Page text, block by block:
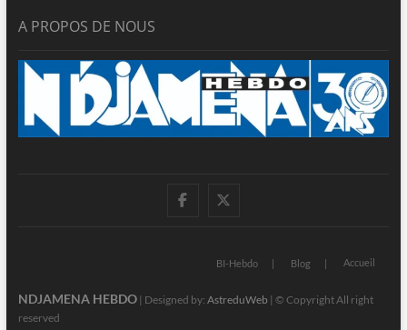
A PROPOS DE NOUS
facebook
BI-Hebdo Blog Accueil
NDJAMENA HEBDO| Designed by: AstreduWeb | © Copyright All right
reserved